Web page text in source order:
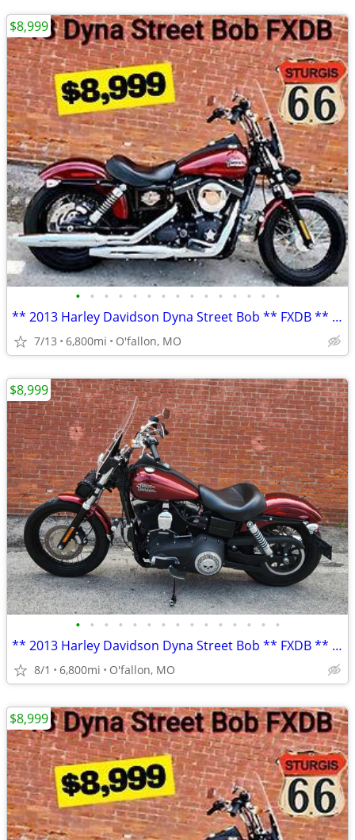
• • • • • • • • • • • • • • •
** 2013 Harley Davidson Dyna Street Bob ** FXDB ** only 6,800 mi **
7/13 6,800mi O'fallon, MO
$8,999
• • • • • • • • • • • • • • •
** 2013 Harley Davidson Dyna Street Bob ** FXDB ** only 6,800 mi **
8/1 6,800mi O'fallon, MO
$8,999
$8,999